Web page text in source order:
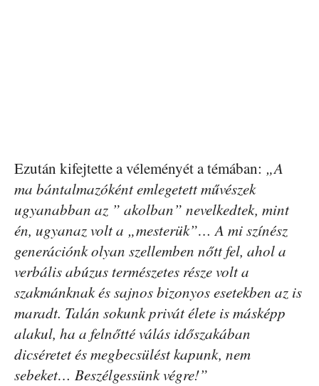
Ezután kifejtette a véleményét a témában: „A
ma bántalmazóként emlegetett művészek
ugyanabban az ” akolban” nevelkedtek, mint
én, ugyanaz volt a „mesterük”… A mi színész
generációnk olyan szellemben nőtt fel, ahol a
verbális abúzus természetes része volt a
szakmánknak és sajnos bizonyos esetekben az is
maradt. Talán sokunk privát élete is másképp
alakul, ha a felnőtté válás időszakában
dicséretet és megbecsülést kapunk, nem
sebeket… Beszélgessünk végre!”